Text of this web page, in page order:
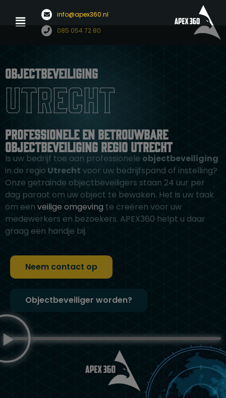
inhoud
info@apex360.nl
085 054 72 80
Menu
Objectbeveiliging
Utrecht
Professionele en betrouwbare
objectbeveiliging regio Utrecht
Is uw bedrijf toe aan professionele objectbeveiliging
in de regio Utrecht voor uw bedrijfspand of instelling?
Onze getrainde objectbeveiligers staan 24 uur per
dag paraat om uw object te bewaken. Het is uw taak
om een veilige omgeving te creëren voor uw
medewerkers en bezoekers. APEX360 helpt u daar
graag een handje bij.
Neem contact op
Objectbeveiliger worden?